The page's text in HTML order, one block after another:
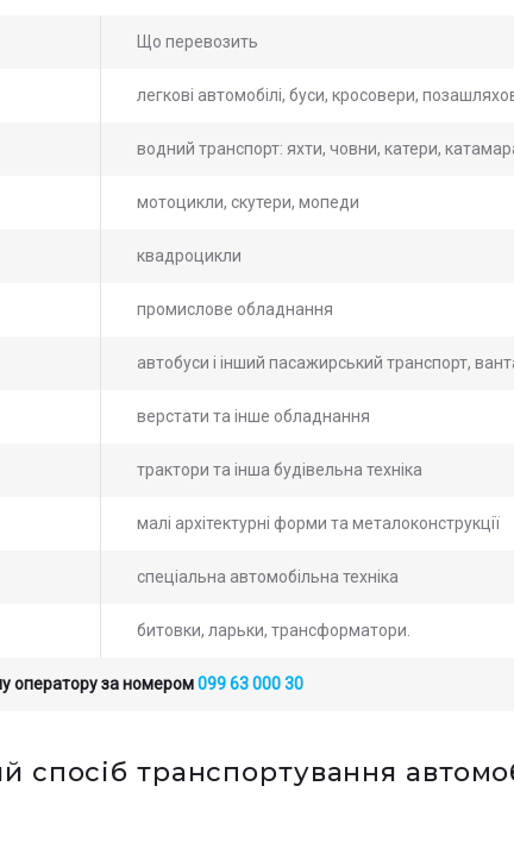
Що перевозить
легкові автомобілі, буси, кросовери,
водний транспорт: яхти, човни, катери,
мотоцикли, скутери, мопеди
квадроцикли
промислове обладнання
автобуси і інший пасажирський транспорт,
верстати та інше обладнання
трактори та інша будівельна техніка
малі архітектурні форми та металоконструкції
спеціальна автомобільна техніка
битовки, ларьки, трансформатори.
оператору за номером099 63 000 30
транспортування